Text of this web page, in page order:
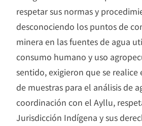
respetar sus normas y
desconociendo los puntos de
minera en las fuentes de agua
consumo humano y uso
sentido, exigieron que se
de muestras para el análisis de
coordinación con el Ayllu,
Jurisdicción Indígena y sus